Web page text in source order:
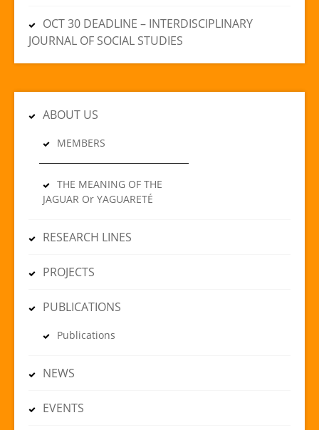
OCT 30 DEADLINE – INTERDISCIPLINARY
JOURNAL OF SOCIAL STUDIES
ABOUT US
MEMBERS
THE MEANING OF THE
JAGUAR Or YAGUARETÉ
RESEARCH LINES
PROJECTS
PUBLICATIONS
Publications
NEWS
EVENTS